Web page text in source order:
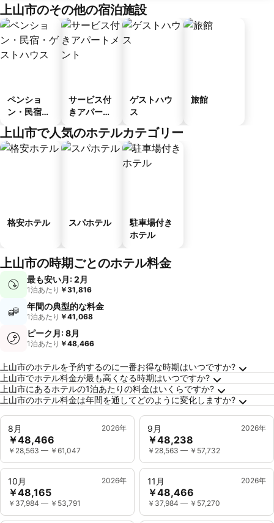
上山市のその他の宿泊施設
ペンショ
ン・民宿・
ゲストハウ
ス
サービス付
きアパート
ゲストハウ
ス
旅館
上山市で人気のホテルカテゴリー
格安ホテル スパホテル
駐車場付き
ホテル
上山市の時期ごとのホテル料金
最も安い月: 2月
1泊あたり ￥31,816
年間の典型的な料金
1泊あたり ￥41,068
ピーク月: 8月
1泊あたり ￥48,466
上山市に関するよくある質問
上山市のホテルを予約するのに一番お得な時期はいつですか?
上山市でホテル料金が最も高くなる時期はいつですか?
上山市にあるホテルの1泊あたりの料金はいくらですか?
上山市のホテル料金は年間を通してどのように変化しますか?
8月 2026年
￥48,466
￥28,563 — ￥61,047
9月 2026年
￥48,238
￥28,563 — ￥57,732
10月 2026年
￥48,165
￥37,984 — ￥53,791
11月 2026年
￥48,466
￥37,984 — ￥57,270